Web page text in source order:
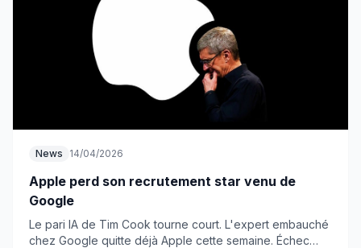
News 14/04/2026
Apple perd son recrutement star venu de
Google
Le pari IA de Tim Cook tourne court. L'expert embauché
chez Google quitte déjà Apple cette semaine. Échec